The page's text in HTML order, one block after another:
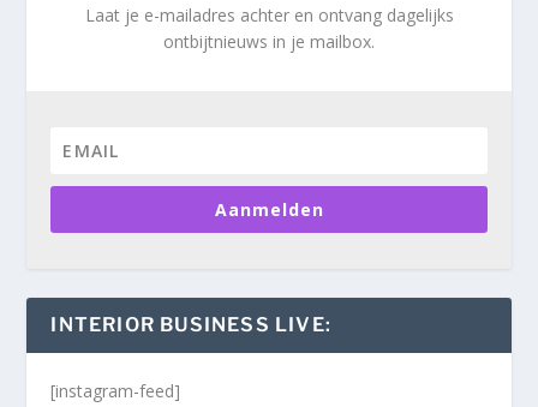
Laat je e-mailadres achter en ontvang dagelijks
ontbijtnieuws in je mailbox.
Aanmelden
INTERIOR BUSINESS LIVE:
[instagram-feed]